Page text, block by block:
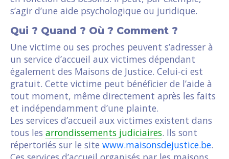
s’agir d’une aide psychologique ou juridique.
Qui ? Quand ? Où ? Comment ?
Une victime ou ses proches peuvent s’adresser à
un service d’accueil aux victimes dépendant
également des Maisons de Justice. Celui-ci est
gratuit. Cette victime peut bénéficier de l’aide à
tout moment, même directement après les faits
et indépendamment d’une plainte.
Les services d’accueil aux victimes existent dans
tous les arrondissements judiciaires. Ils sont
répertoriés sur le site www.maisonsdejustice.be.